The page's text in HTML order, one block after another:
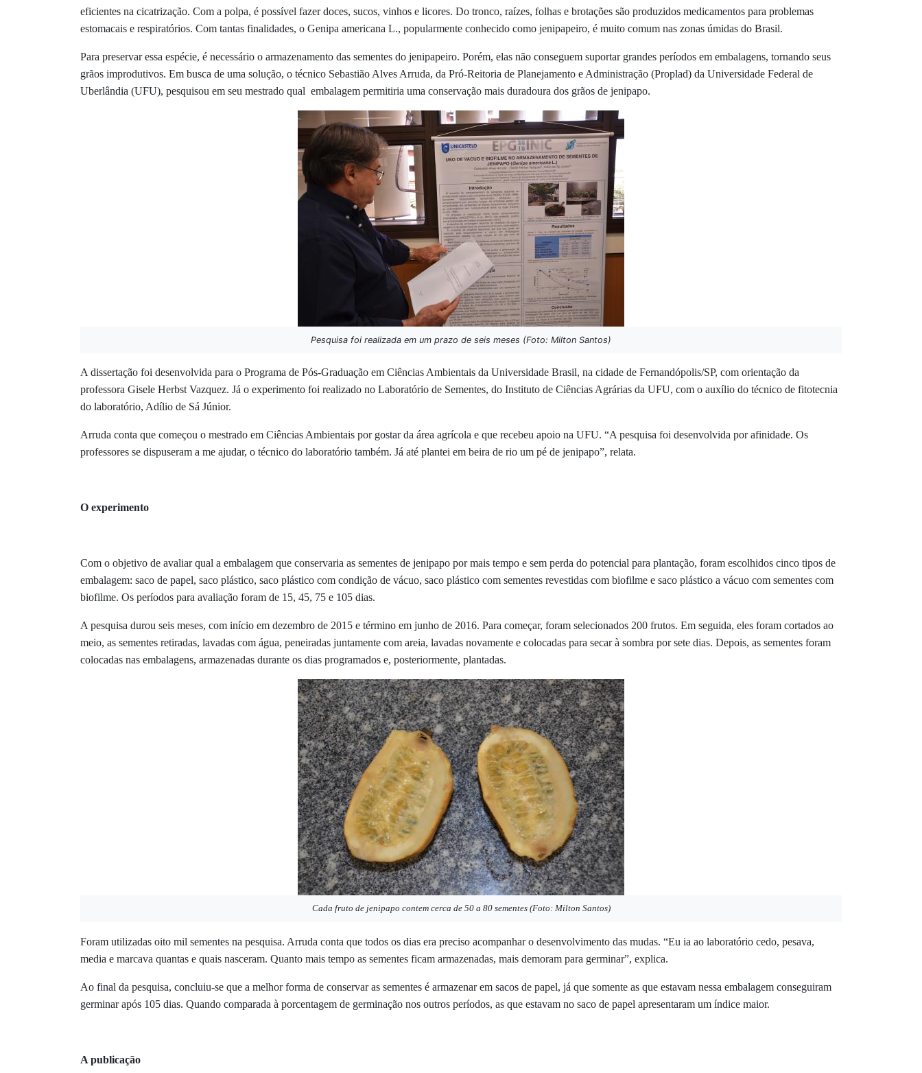
eficientes na cicatrização. Com a polpa, é possível fazer doces, sucos, vinhos e licores. Do tronco, raízes, folhas e brotações são produzidos medicamentos para problemas
estomacais e respiratórios. Com tantas finalidades, o Genipa americana L., popularmente conhecido como jenipapeiro, é muito comum nas zonas úmidas do Brasil.
Para preservar essa espécie, é necessário o armazenamento das sementes do jenipapeiro. Porém, elas não conseguem suportar grandes períodos em embalagens, tornando seus
grãos improdutivos. Em busca de uma solução, o técnico Sebastião Alves Arruda, da Pró-Reitoria de Planejamento e Administração (Proplad) da Universidade Federal de
Uberlândia (UFU), pesquisou em seu mestrado qual embalagem permitiria uma conservação mais duradoura dos grãos de jenipapo.
Pesquisa foi realizada em um prazo de seis meses (Foto: Milton Santos)
A dissertação foi desenvolvida para o Programa de Pós-Graduação em Ciências Ambientais da Universidade Brasil, na cidade de Fernandópolis/SP, com orientação da
professora Gisele Herbst Vazquez. Já o experimento foi realizado no Laboratório de Sementes, do Instituto de Ciências Agrárias da UFU, com o auxílio do técnico de fitotecnia
do laboratório, Adílio de Sá Júnior.
Arruda conta que começou o mestrado em Ciências Ambientais por gostar da área agrícola e que recebeu apoio na UFU. “A pesquisa foi desenvolvida por afinidade. Os
professores se dispuseram a me ajudar, o técnico do laboratório também. Já até plantei em beira de rio um pé de jenipapo”, relata.
O experimento
Com o objetivo de avaliar qual a embalagem que conservaria as sementes de jenipapo por mais tempo e sem perda do potencial para plantação, foram escolhidos cinco tipos de
embalagem: saco de papel, saco plástico, saco plástico com condição de vácuo, saco plástico com sementes revestidas com biofilme e saco plástico a vácuo com sementes com
biofilme. Os períodos para avaliação foram de 15, 45, 75 e 105 dias.
A pesquisa durou seis meses, com início em dezembro de 2015 e término em junho de 2016. Para começar, foram selecionados 200 frutos. Em seguida, eles foram cortados ao
meio, as sementes retiradas, lavadas com água, peneiradas juntamente com areia, lavadas novamente e colocadas para secar à sombra por sete dias. Depois, as sementes foram
colocadas nas embalagens, armazenadas durante os dias programados e, posteriormente, plantadas.
Cada fruto de jenipapo contem cerca de 50 a 80 sementes (Foto: Milton Santos)
Foram utilizadas oito mil sementes na pesquisa. Arruda conta que todos os dias era preciso acompanhar o desenvolvimento das mudas. “Eu ia ao laboratório cedo, pesava,
media e marcava quantas e quais nasceram. Quanto mais tempo as sementes ficam armazenadas, mais demoram para germinar”, explica.
Ao final da pesquisa, concluiu-se que a melhor forma de conservar as sementes é armazenar em sacos de papel, já que somente as que estavam nessa embalagem conseguiram
germinar após 105 dias. Quando comparada à porcentagem de germinação nos outros períodos, as que estavam no saco de papel apresentaram um índice maior.
A publicação